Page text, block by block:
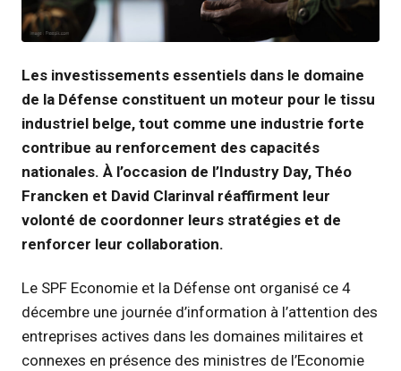
JPG
Les investissements essentiels dans le domaine
de la Défense constituent un moteur pour le tissu
industriel belge, tout comme une industrie forte
contribue au renforcement des capacités
nationales. À l’occasion de l’Industry Day, Théo
Francken et David Clarinval réaffirment leur
volonté de coordonner leurs stratégies et de
renforcer leur collaboration.
Le SPF Economie et la Défense ont organisé ce 4
décembre une journée d’information à l’attention des
entreprises actives dans les domaines militaires et
connexes en présence des ministres de l’Economie